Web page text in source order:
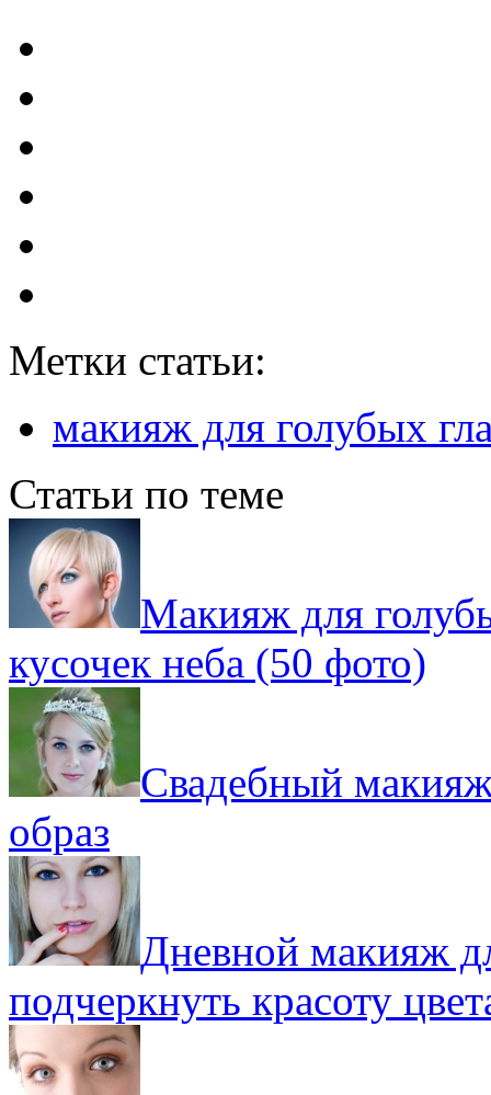
Метки статьи:
макияж для голубых
Статьи по теме
Макияж для
кусочек неба (50 фото)
Свадебный
образ
Дневной макияж
подчеркнуть красоту